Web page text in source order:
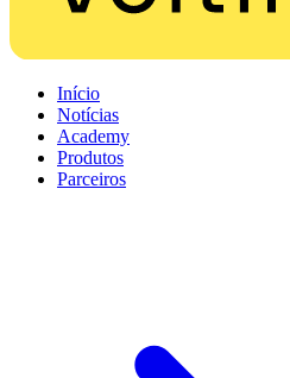
Início
Notícias
Academy
Produtos
Parceiros